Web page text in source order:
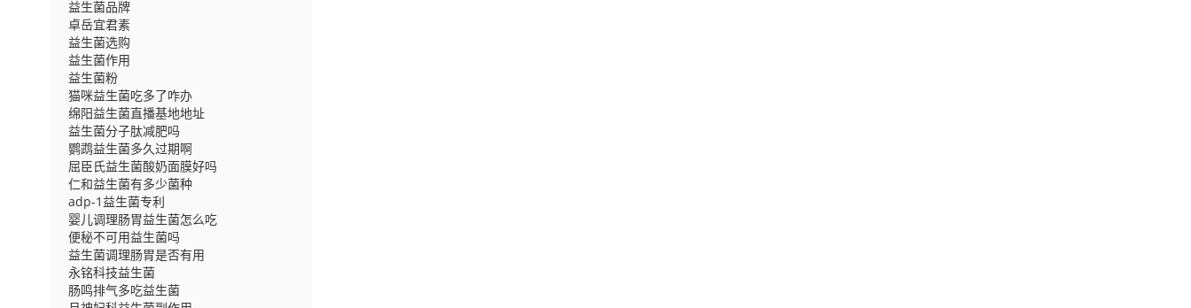
益生菌品牌
卓岳宜君素
益生菌选购
益生菌作用
益生菌粉
猫咪益生菌吃多了咋办
绵阳益生菌直播基地地址
益生菌分子肽减肥吗
鹦鹉益生菌多久过期啊
屈臣氏益生菌酸奶面膜好吗
仁和益生菌有多少菌种
adp-1益生菌专利
婴儿调理肠胃益生菌怎么吃
便秘不可用益生菌吗
益生菌调理肠胃是否有用
永铭科技益生菌
肠鸣排气多吃益生菌